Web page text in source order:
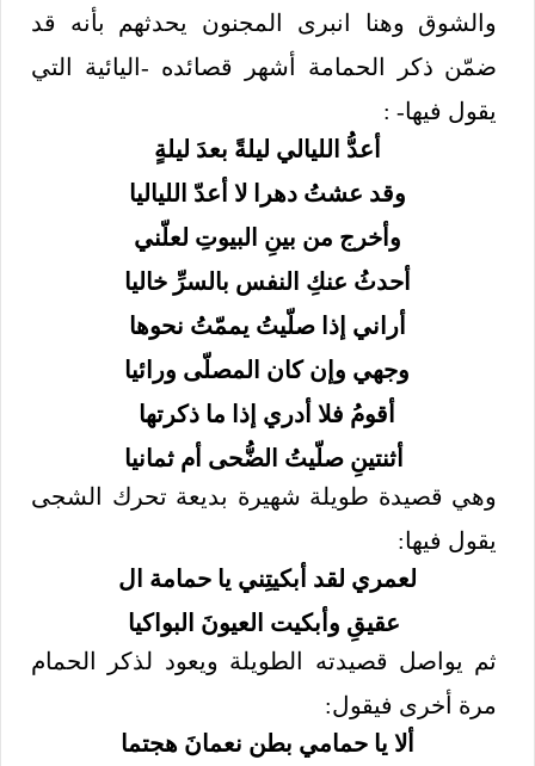
والشوق وهنا انبرى المجنون يحدثهم بأنه قد
ضمّن ذكر الحمامة أشهر قصائده -اليائية التي
يقول فيها- :
أعدُّ الليالي ليلةً بعدَ ليلةٍ
وقد عشتُ دهرا لا أعدّ اللياليا
وأخرج من بينِ البيوتِ لعلّني
أحدثُ عنكِ النفس بالسرِّ خاليا
أراني إذا صلّيتُ يممّتُ نحوها
وجهي وإن كان المصلّى ورائيا
أقومُ فلا أدري إذا ما ذكرتها
أثنتينِ صلّيتُ الضُّحى أم ثمانيا
وهي قصيدة طويلة شهيرة بديعة تحرك الشجى
يقول فيها:
لعمري لقد أبكيتِني يا حمامة ال
عقيقِ وأبكيت العيونَ البواكيا
ثم يواصل قصيدته الطويلة ويعود لذكر الحمام
مرة أخرى فيقول:
ألا يا حمامي بطن نعمانَ هجتما